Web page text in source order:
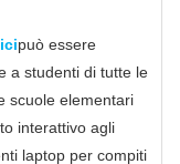
può essere
a studenti di tutte le
scuole elementari
interattivo agli
laptop per compiti